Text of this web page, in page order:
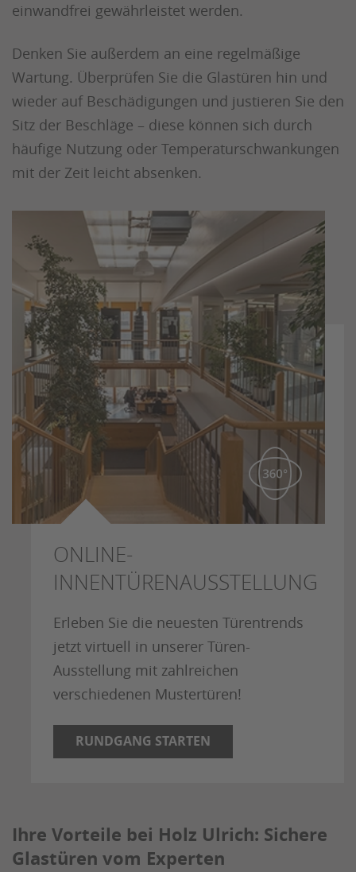
einwandfrei gewährleistet werden.
Denken Sie außerdem an eine regelmäßige
Wartung. Überprüfen Sie die Glastüren hin und
wieder auf Beschädigungen und justieren Sie den
Sitz der Beschläge – diese können sich durch
häufige Nutzung oder Temperaturschwankungen
mit der Zeit leicht absenken.
ONLINE-
INNENTÜRENAUSSTELLUNG
Erleben Sie die neuesten Türentrends
jetzt virtuell in unserer Türen-
Ausstellung mit zahlreichen
verschiedenen Mustertüren!
RUNDGANG STARTEN
Ihre Vorteile bei Holz Ulrich: Sichere
Glastüren vom Experten